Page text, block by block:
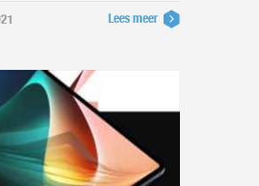
Lees meer